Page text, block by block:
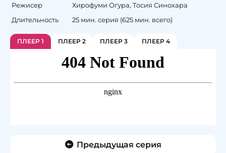
Режисер
Хирофуми Огура, Тосия Синохара
Длительность
25 мин. серия (625 мин. всего)
ПЛЕЕР 1 ПЛЕЕР 2 ПЛЕЕР 3 ПЛЕЕР 4
Предыдущая серия